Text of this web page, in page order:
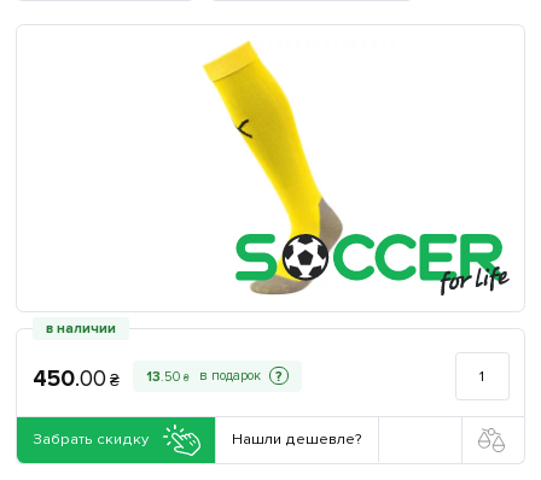
в наличии
450.00 ₴ 13.50 ₴ ?
Забрать скидку Нашли дешевле?